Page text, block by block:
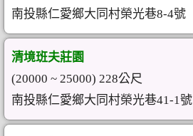
南投縣仁愛鄉大同村榮光巷8-4號
清境班夫莊園
(20000 ~ 25000) 228公尺
南投縣仁愛鄉大同村榮光巷41-1號